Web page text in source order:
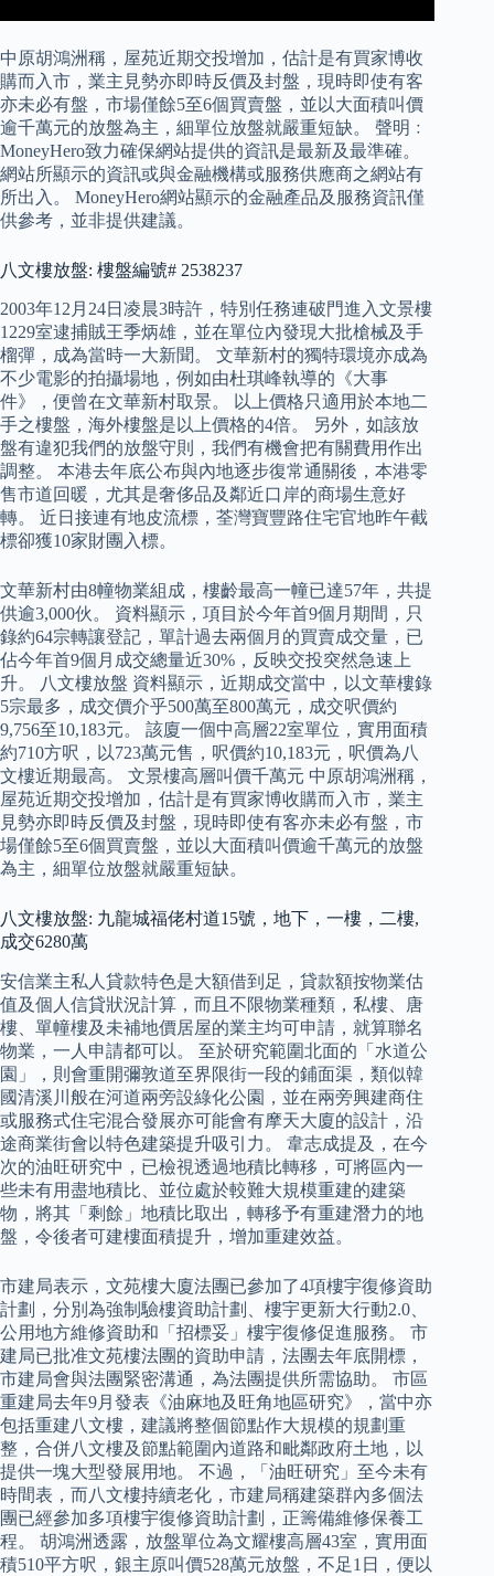
中原胡鴻洲稱，屋苑近期交投增加，估計是有買家博收
購而入市，業主見勢亦即時反價及封盤，現時即使有客
亦未必有盤，市場僅餘5至6個買賣盤，並以大面積叫價
逾千萬元的放盤為主，細單位放盤就嚴重短缺。 聲明﹕
MoneyHero致力確保網站提供的資訊是最新及最準確。
網站所顯示的資訊或與金融機構或服務供應商之網站有
所出入。 MoneyHero網站顯示的金融產品及服務資訊僅
供參考，並非提供建議。
八文樓放盤: 樓盤編號# 2538237
2003年12月24日凌晨3時許，特別任務連破門進入文景樓
1229室逮捕賊王季炳雄，並在單位內發現大批槍械及手
榴彈，成為當時一大新聞。 文華新村的獨特環境亦成為
不少電影的拍攝場地，例如由杜琪峰執導的《大事
件》，便曾在文華新村取景。 以上價格只適用於本地二
手之樓盤，海外樓盤是以上價格的4倍。 另外，如該放
盤有違犯我們的放盤守則，我們有機會把有關費用作出
調整。 本港去年底公布與內地逐步復常通關後，本港零
售市道回暖，尤其是奢侈品及鄰近口岸的商場生意好
轉。 近日接連有地皮流標，荃灣寶豐路住宅官地昨午截
標卻獲10家財團入標。
文華新村由8幢物業組成，樓齡最高一幢已達57年，共提
供逾3,000伙。 資料顯示，項目於今年首9個月期間，只
錄約64宗轉讓登記，單計過去兩個月的買賣成交量，已
佔今年首9個月成交總量近30%，反映交投突然急速上
升。 八文樓放盤 資料顯示，近期成交當中，以文華樓錄
5宗最多，成交價介乎500萬至800萬元，成交呎價約
9,756至10,183元。 該廈一個中高層22室單位，實用面積
約710方呎，以723萬元售，呎價約10,183元，呎價為八
文樓近期最高。 文景樓高層叫價千萬元 中原胡鴻洲稱，
屋苑近期交投增加，估計是有買家博收購而入市，業主
見勢亦即時反價及封盤，現時即使有客亦未必有盤，市
場僅餘5至6個買賣盤，並以大面積叫價逾千萬元的放盤
為主，細單位放盤就嚴重短缺。
八文樓放盤: 九龍城福佬村道15號，地下，一樓，二樓,
成交6280萬
安信業主私人貸款特色是大額借到足，貸款額按物業估
值及個人信貸狀況計算，而且不限物業種類，私樓、唐
樓、單幢樓及未補地價居屋的業主均可申請，就算聯名
物業，一人申請都可以。 至於研究範圍北面的「水道公
園」，則會重開彌敦道至界限街一段的鋪面渠，類似韓
國清溪川般在河道兩旁設綠化公園，並在兩旁興建商住
或服務式住宅混合發展亦可能會有摩天大廈的設計，沿
途商業街會以特色建築提升吸引力。 韋志成提及，在今
次的油旺研究中，已檢視透過地積比轉移，可將區內一
些未有用盡地積比、並位處於較難大規模重建的建築
物，將其「剩餘」地積比取出，轉移予有重建潛力的地
盤，令後者可建樓面積提升，增加重建效益。
市建局表示，文苑樓大廈法團已參加了4項樓宇復修資助
計劃，分別為強制驗樓資助計劃、樓宇更新大行動2.0、
公用地方維修資助和「招標妥」樓宇復修促進服務。 市
建局已批准文苑樓法團的資助申請，法團去年底開標，
市建局會與法團緊密溝通，為法團提供所需協助。 市區
重建局去年9月發表《油麻地及旺角地區研究》，當中亦
包括重建八文樓，建議將整個節點作大規模的規劃重
整，合併八文樓及節點範圍內道路和毗鄰政府土地，以
提供一塊大型發展用地。 不過，「油旺研究」至今未有
時間表，而八文樓持續老化，市建局稱建築群內多個法
團已經參加多項樓宇復修資助計劃，正籌備維修保養工
程。 胡鴻洲透露，放盤單位為文耀樓高層43室，實用面
積510平方呎，銀主原叫價528萬元放盤，不足1日，便以